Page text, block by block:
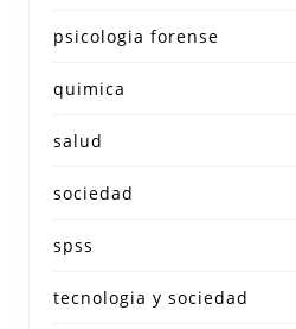
psicologia forense
quimica
salud
sociedad
spss
tecnologia y sociedad